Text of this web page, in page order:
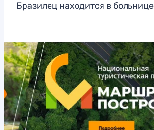
Бразилец находится в больнице